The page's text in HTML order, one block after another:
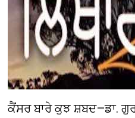
ਕੈਂਸਰ ਬਾਰੇ ਕੁਝ ਸ਼ਬਦ—ਡਾ.